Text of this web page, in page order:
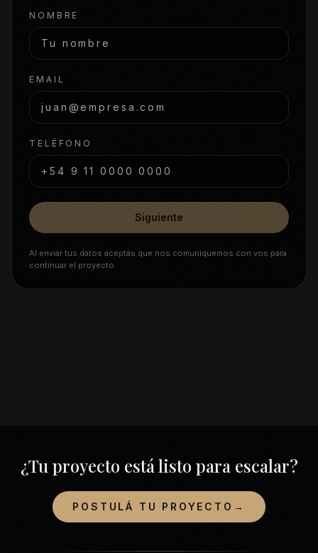
NOMBRE
EMAIL
TELÉFONO
Siguiente
Al enviar tus datos aceptás que nos comuniquemos con vos para
continuar el proyecto.
¿Tu proyecto está listo para escalar?
POSTULÁ TU PROYECTO →